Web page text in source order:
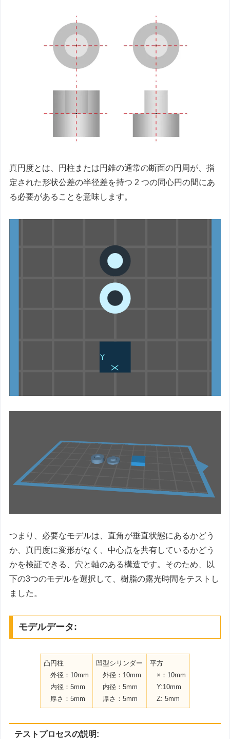
真円度とは、円柱または円錐の通常の断面の円周が、指
定された形状公差の半径差を持つ 2 つの同心円の間にあ
る必要があることを意味します。
つまり、必要なモデルは、直角が垂直状態にあるかどう
か、真円度に変形がなく、中心点を共有しているかどう
かを検証できる、穴と軸のある構造です。そのため、以
下の3つのモデルを選択して、樹脂の露光時間をテストし
ました。
モデルデータ:
凸円柱
外径：10mm
内径：5mm
厚さ：5mm
凹型シリンダー
外径：10mm
内径：5mm
厚さ：5mm
平方
×：10mm
Y:10mm
Z: 5mm
テストプロセスの説明: